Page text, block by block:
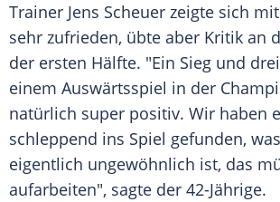
Trainer Jens Scheuer zeigte sich
sehr zufrieden, übte aber Kritik an
der ersten Hälfte. "Ein Sieg und
einem Auswärtsspiel in der
natürlich super positiv. Wir haben
schleppend ins Spiel gefunden,
eigentlich ungewöhnlich ist, das
aufarbeiten", sagte der 42-Jährige.